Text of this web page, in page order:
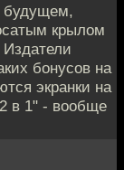
будущем,
крылом
бонусов на
экранки на
в 1" - вообще